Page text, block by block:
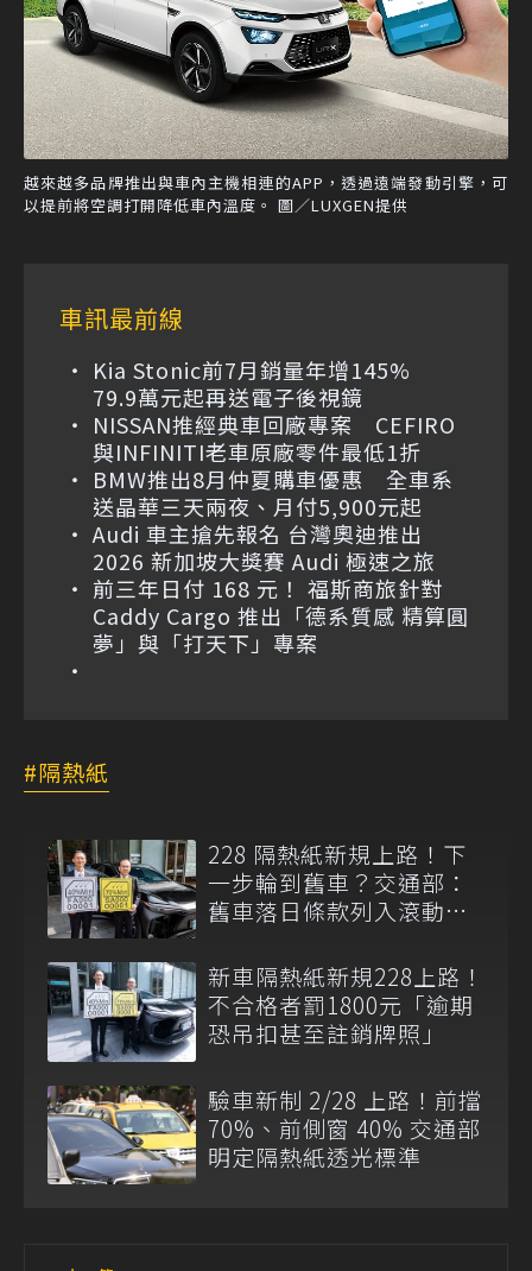
越來越多品牌推出與車內主機相連的APP，透過遠端發動引擎，可
以提前將空調打開降低車內溫度。 圖／LUXGEN提供
車訊最前線
Kia Stonic前7月銷量年增145%
79.9萬元起再送電子後視鏡
NISSAN推經典車回廠專案 CEFIRO
與INFINITI老車原廠零件最低1折
BMW推出8月仲夏購車優惠 全車系
送晶華三天兩夜、月付5,900元起
Audi 車主搶先報名 台灣奧迪推出
2026 新加坡大獎賽 Audi 極速之旅
前三年日付 168 元！ 福斯商旅針對
Caddy Cargo 推出「德系質感 精算圓
夢」與「打天下」專案
隔熱紙
228 隔熱紙新規上路！下
一步輪到舊車？交通部：
舊車落日條款列入滾動檢
新車隔熱紙新規228上路！
不合格者罰1800元「逾期
恐吊扣甚至註銷牌照」
驗車新制 2/28 上路！前擋
70%、前側窗 40% 交通部
明定隔熱紙透光標準